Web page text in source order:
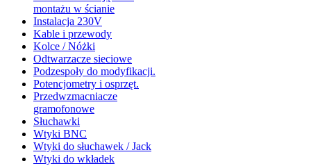
montażu w ścianie
Instalacja 230V
Kable i przewody
Kolce / Nóżki
Odtwarzacze sieciowe
Podzespoły do modyfikacji.
Potencjometry i osprzęt.
Przedwzmacniacze
gramofonowe
Słuchawki
Wtyki BNC
Wtyki do słuchawek / Jack
Wtyki do wkładek